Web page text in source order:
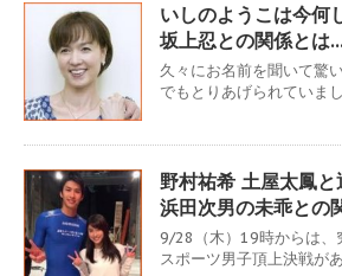
いしのようこは今何
坂上忍との関係とは
久々にお名前を聞いて驚
でもとりあげられていま
野村祐希 土屋太鳳
浜田次男の未乖との
9/28（木）19時からは、
スポーツ男子頂上決戦が